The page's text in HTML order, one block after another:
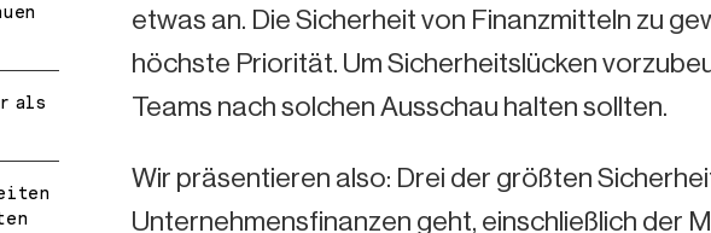
als
etwas an. Die Sicherheit von Finanzmitteln zu
höchste Priorität. Um Sicherheitslücken
Teams nach solchen Ausschau halten sollten.
Wir präsentieren also: Drei der größten
Unternehmensfinanzen geht, einschließlich der